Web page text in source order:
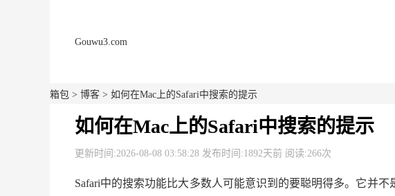
Gouwu3.com
箱包 > 博客 > 如何在Mac上的Safari中搜索的提示
如何在Mac上的Safari中搜索的提示
更新时间:2026-08-08 03:58:28 发布时间:1892天前 阅读:266次
Safari中的搜索功能比大多数人可能意识到的要聪明得多。它并